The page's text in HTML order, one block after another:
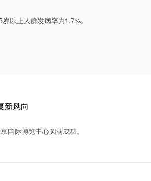
以上人群发病率为1.7%。
新风向
国际博览中心圆满成功。